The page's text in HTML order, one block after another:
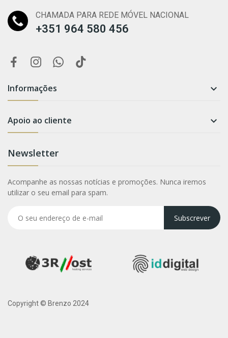
CHAMADA PARA REDE MÓVEL NACIONAL
+351 964 580 456
Informações 
Apoio ao cliente 
Newsletter
Acompanhe as nossas notícias e promoções. Nunca iremos
utilizar o seu email para spam.
Subscrever
Copyright © Brenzo 2024